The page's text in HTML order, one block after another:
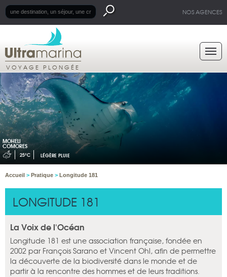
NOS AGENCES
VOYAGE PLONGÉE
MOHELI
COMORES
25°C LÉGÈRE PLUIE
Accueil > Pratique > Longitude 181
LONGITUDE 181
La Voix de l'Océan
Longitude 181 est une association française, fondée en
2002 par François Sarano et Vincent Ohl, afin de permettre
la découverte de la biodiversité dans le monde et de
partir à la rencontre des hommes et de leurs traditions.